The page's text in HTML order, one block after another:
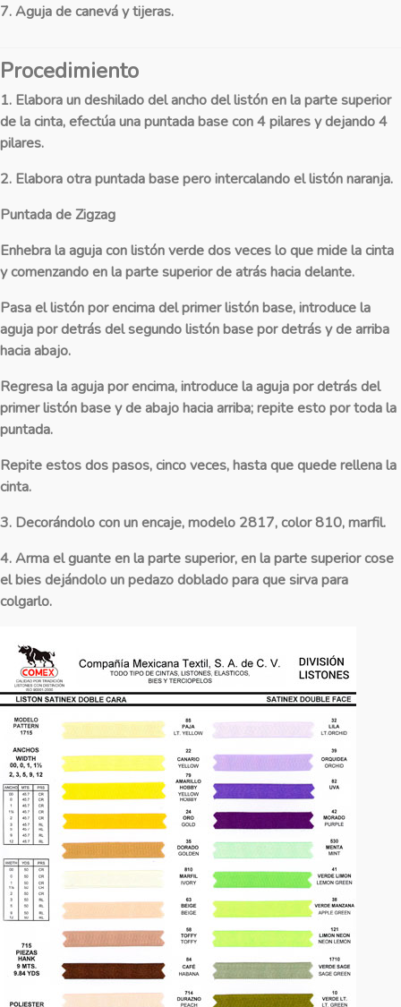
7. Aguja de canevá y tijeras.
Procedimiento
1. Elabora un deshilado del ancho del listón en la parte superior
de la cinta, efectúa una puntada base con 4 pilares y dejando 4
pilares.
2. Elabora otra puntada base pero intercalando el listón naranja.
Puntada de Zigzag
Enhebra la aguja con listón verde dos veces lo que mide la cinta
y comenzando en la parte superior de atrás hacia delante.
Pasa el listón por encima del primer listón base, introduce la
aguja por detrás del segundo listón base por detrás y de arriba
hacia abajo.
Regresa la aguja por encima, introduce la aguja por detrás del
primer listón base y de abajo hacia arriba; repite esto por toda la
puntada.
Repite estos dos pasos, cinco veces, hasta que quede rellena la
cinta.
3. Decorándolo con un encaje, modelo 2817, color 810, marfil.
4. Arma el guante en la parte superior, en la parte superior cose
el bies dejándolo un pedazo doblado para que sirva para
colgarlo.